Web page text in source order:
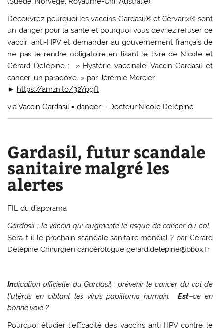
Découvrez pourquoi les vaccins Gardasil® et Cervarix® sont
un danger pour la santé et pourquoi vous devriez refuser ce
vaccin anti-HPV et demander au gouvernement français de
ne pas le rendre obligatoire en lisant le livre de Nicole et
Gérard Delépine : » Hystérie vaccinale: Vaccin Gardasil et
cancer: un paradoxe » par Jérémie Mercier
► https://amzn.to/32Ypgft
viaVaccin Gardasil = danger – Docteur Nicole Delépine
Gardasil, futur scandale
sanitaire malgré les
alertes
FIL du diaporama
Gardasil : le vaccin qui augmente le risque de cancer du col.
Sera-t-il le prochain scandale sanitaire mondial ? par Gérard
Delépine Chirurgien cancérologue gerard.delepine@bbox.fr
Indicationofficielle du Gardasil :prévenirle cancer du col de
l’utérus en ciblantles virus papilloma humain.Est–ce en
bonne voie ?
Pourquoi étudier l’efficacité des vaccins anti HPV contre le